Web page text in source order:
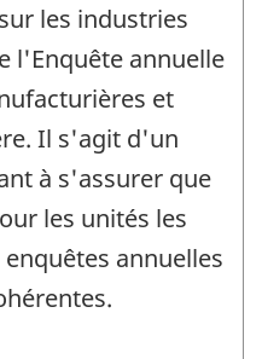
les industries
l'Enquête annuelle
et
Il s'agit d'un
à s'assurer que
les unités les
annuelles